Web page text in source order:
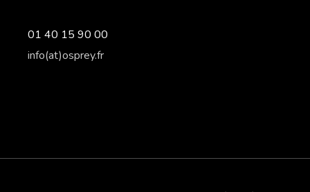
01 40 15 90 00
info(at)osprey.fr